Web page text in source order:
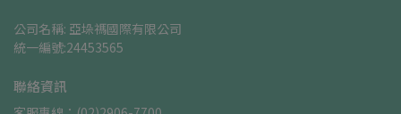
公司名稱: 亞垛禡國際有限公司
統一編號:24453565
聯絡資訊